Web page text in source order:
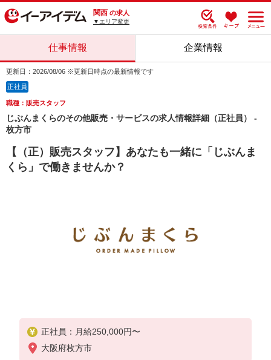
関西 の求人
▼エリア変更
仕事情報 企業情報
更新日：2026/08/06 ※更新日時点の最新情報です
正社員
職種：販売スタッフ
じぶんまくらのその他販売・サービスの求人情報詳細（正社員） -
枚方市
【（正）販売スタッフ】あなたも一緒に「じぶんま
くら」で働きませんか？
正社員：月給250,000円〜
大阪府枚方市